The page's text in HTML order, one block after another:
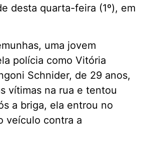
desta quarta-feira (1º), em
uma jovem
polícia como Vitória
Schnider, de 29 anos,
vítimas na rua e tentou
a briga, ela entrou no
veículo contra a